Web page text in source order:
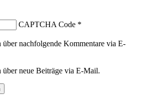
CAPTCHA Code *
nachfolgende Kommentare via E-
neue Beiträge via E-Mail.